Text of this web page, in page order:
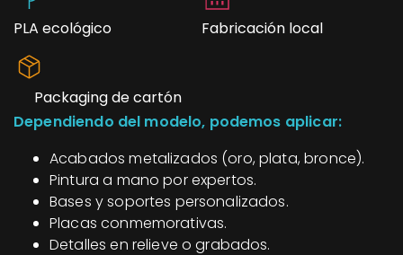
PLA ecológico
Fabricación local
Packaging de cartón
Dependiendo del modelo, podemos aplicar:
Acabados metalizados (oro, plata, bronce).
Pintura a mano por expertos.
Bases y soportes personalizados.
Placas conmemorativas.
Detalles en relieve o grabados.